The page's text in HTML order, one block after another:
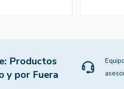
Productos
y por Fuera